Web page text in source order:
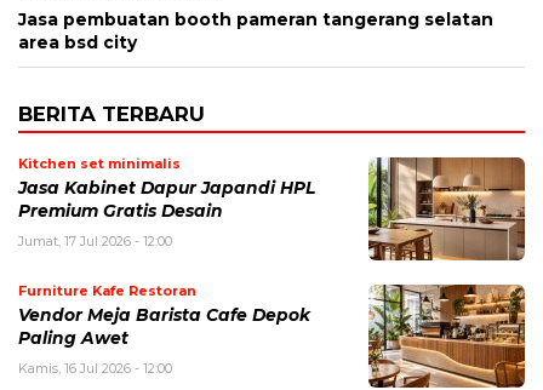
Jasa pembuatan booth pameran tangerang selatan
area bsd city
BERITA TERBARU
Kitchen set minimalis
Jasa Kabinet Dapur Japandi HPL
Premium Gratis Desain
Jumat, 17 Jul 2026 - 12:00
Furniture Kafe Restoran
Vendor Meja Barista Cafe Depok
Paling Awet
Kamis, 16 Jul 2026 - 12:00